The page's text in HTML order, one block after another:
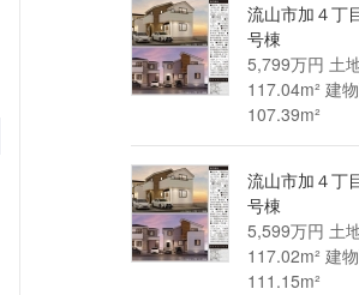
流山市加４丁
号棟
5,799万円 土
117.04m² 建
107.39m²
流山市加４丁
号棟
5,599万円 土
117.02m² 建
111.15m²